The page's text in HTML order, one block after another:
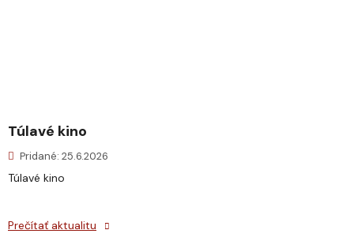
Túlavé kino
Pridané: 25.6.2026
Túlavé kino
Prečítať aktualitu